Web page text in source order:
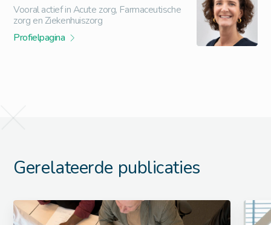
Vooral actief in Acute zorg, Farmaceutische
zorg en Ziekenhuiszorg
Profielpagina
Gerelateerde publicaties